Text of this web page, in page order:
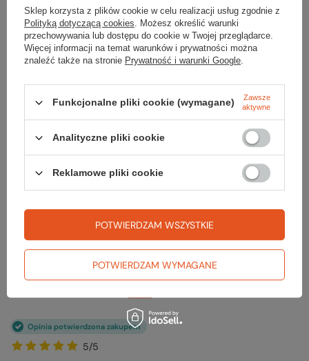
wynikiem normalnego zużycia, niewłaściwego użytkowania lub
nadużywania.
PODMIOT ODPOWIEDZIALNY ZA TEN PRODUKT NA TERENIE UE
Victorinox AG Więcej
Potrzebujesz pomocy? Masz pytania?
Zadaj pytanie a my odpowiemy niezwłocznie, najciekawsze pytania i
Opinie o Scyzoryk ALPINEER 0.8323
5/5
Opinia potwierdzona zakupem
Sklep korzysta z plików cookie w celu realizacji usług zgodnie z
Polityką dotyczącą cookies. Możesz określić warunki
przechowywania lub dostępu do cookie w Twojej przeglądarce.
Więcej informacji na temat warunków i prywatności można
znaleźć także na stronie Prywatność i warunki Google.
Funkcjonalne pliki cookie (wymagane)
Zawsze
aktywne
Analityczne pliki cookie
Reklamowe pliki cookie
POTWIERDZAM WYMAGANE
POTWIERDZAM WSZYSTKIE